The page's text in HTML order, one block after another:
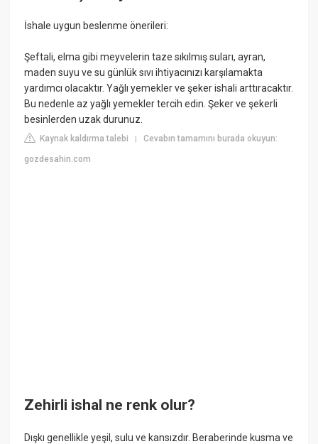
İshale uygun beslenme önerileri:
Şeftali, elma gibi meyvelerin taze sıkılmış suları, ayran,
maden suyu ve su günlük sıvı ihtiyacınızı karşılamakta
yardımcı olacaktır. Yağlı yemekler ve şeker ishali arttıracaktır.
Bu nedenle az yağlı yemekler tercih edin. Şeker ve şekerli
besinlerden uzak durunuz.
Kaynak kaldırma talebi |Cevabın tamamını burada okuyun:
gozdesahin.com
Zehirli ishal ne renk olur?
Dışkı genellikle yeşil, sulu ve kansızdır. Beraberinde kusma ve